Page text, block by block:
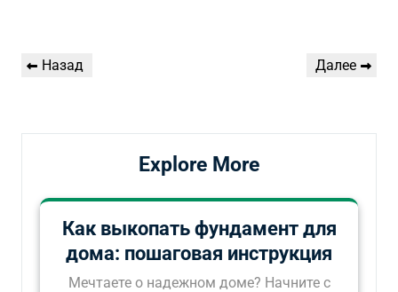
Навигация
Предыдущая
Назад
Следующая
Далее
Explore More
Как выкопать фундамент для
дома: пошаговая инструкция
Мечтаете о надежном доме? Начните с